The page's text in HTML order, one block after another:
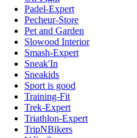
Padel-Expert
Pecheur-Store
Pet and Garden
Slowood Interior
Smash-Expert
Sneak'In
Sneakids
Sport is good
Training-Fit
Trek-Expert
Triathlon-Expert
TripNBikers